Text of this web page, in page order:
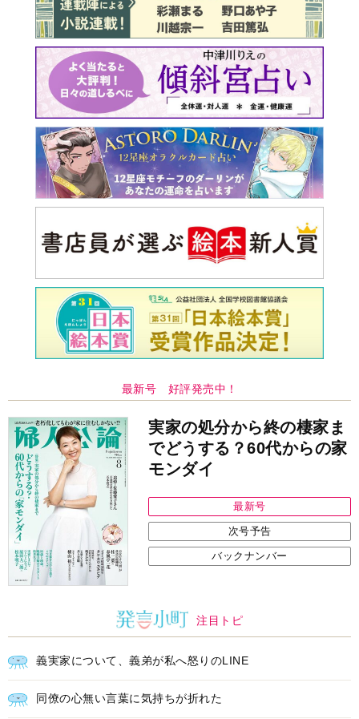
最新号 好評発売中！
実家の処分から終の棲家ま
でどうする？60代からの家
モンダイ
最新号
次号予告
バックナンバー
注目トピ
義実家について、義弟が私へ怒りのLINE
同僚の心無い言葉に気持ちが折れた